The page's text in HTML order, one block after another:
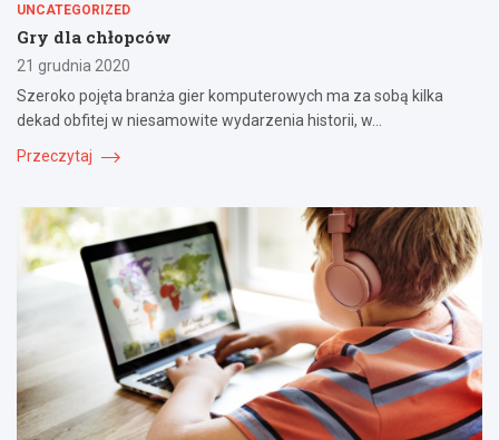
UNCATEGORIZED
Gry dla chłopców
21 grudnia 2020
Szeroko pojęta branża gier komputerowych ma za sobą kilka
dekad obfitej w niesamowite wydarzenia historii, w…
Przeczytaj